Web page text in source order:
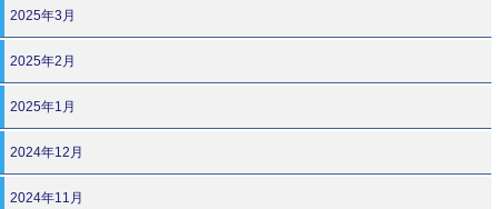
2025年3月
2025年2月
2025年1月
2024年12月
2024年11月